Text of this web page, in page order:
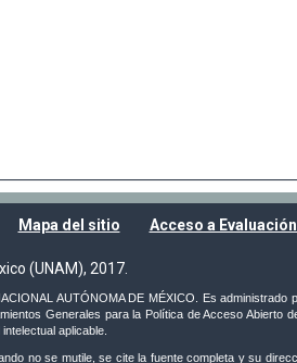
Mapa del sitio Acceso a
(UNAM), 2017.
AUTÓNOMA DE MÉXICO. Es
Generales para la Política de Acceso Abierto
aplicable.
no se mutile, se cite la fuente completa y su